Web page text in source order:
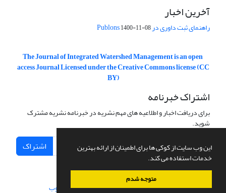
این وب سایت از کوکی ها برای اطمینان از ارائه بهترین
خدمات استفاده می کند.
متوجه شدم
آخرین اخبار
راهنمای ثبت داوری در Publons1400-11-08
The Journal of Integrated Watershed Management is an open
access Journal Licensed under the Creative Commons license (CC
BY)
اشتراک خبرنامه
برای دریافت اخبار و اطلاعیه های مهم نشریه در خبرنامه نشریه مشترک
شوید.
اشتراک
سامانه مدیریت نشریات علمی.طراحی و پیاده سازی از سیناوب